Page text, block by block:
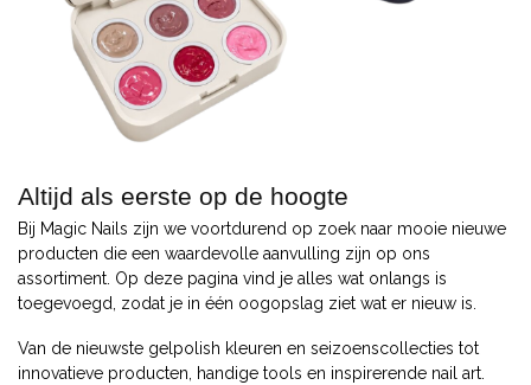
Altijd als eerste op de hoogte
Bij Magic Nails zijn we voortdurend op zoek naar mooie nieuwe
producten die een waardevolle aanvulling zijn op ons
assortiment. Op deze pagina vind je alles wat onlangs is
toegevoegd, zodat je in één oogopslag ziet wat er nieuw is.
Van de nieuwste gelpolish kleuren en seizoenscollecties tot
innovatieve producten, handige tools en inspirerende nail art.